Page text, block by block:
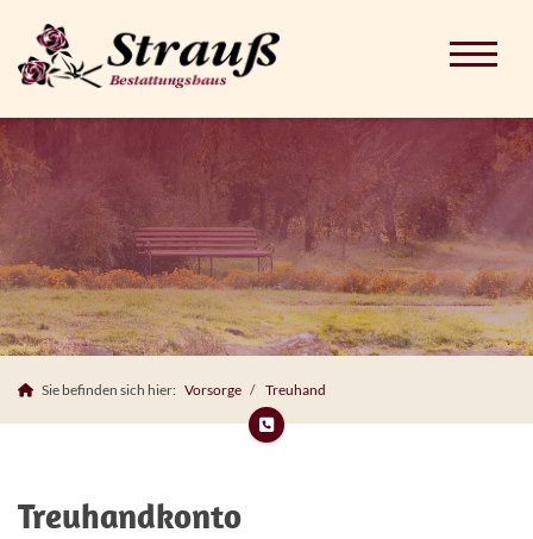
Sie befinden sich hier: Vorsorge Treuhand
Treuhandkonto